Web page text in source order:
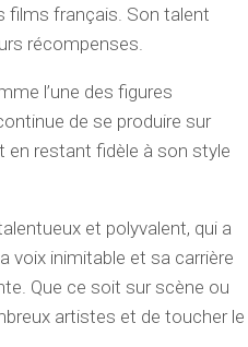
films français. Son talent
récompenses.
l’une des figures
de se produire sur
en restant fidèle à son style
et polyvalent, qui a
voix inimitable et sa carrière
Que ce soit sur scène ou
artistes et de toucher le